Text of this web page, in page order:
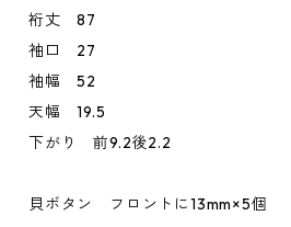
裄丈 87
袖口 27
袖幅 52
天幅 19.5
下がり 前9.2後2.2
貝ボタン フロントに13mm×5個